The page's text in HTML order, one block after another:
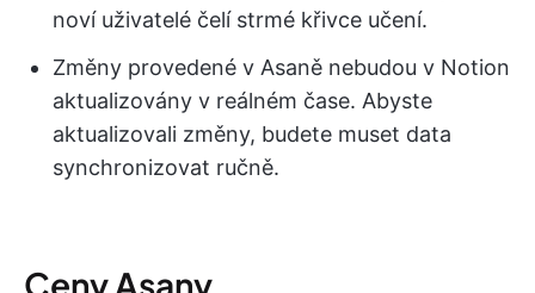
noví uživatelé čelí strmé křivce učení.
Změny provedené v Asaně nebudou v Notion
aktualizovány v reálném čase. Abyste
aktualizovali změny, budete muset data
synchronizovat ručně.
Ceny Asany